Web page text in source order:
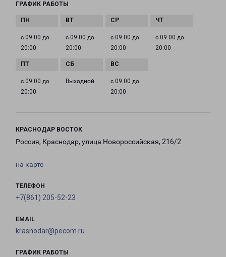
ГРАФИК РАБОТЫ
с 09:00 до
20:00
с 09:00 до
20:00
с 09:00 до
20:00
с 09:00 до
20:00
с 09:00 до
20:00
Выходной
с 09:00 до
20:00
КРАСНОДАР ВОСТОК
Россия, Краснодар, улица Новороссийская, 216/2
на карте
ТЕЛЕФОН
+7(861) 205-52-23
EMAIL
krasnodar@pecom.ru
ГРАФИК РАБОТЫ